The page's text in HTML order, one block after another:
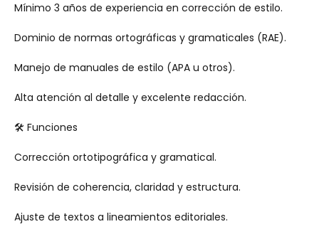
Mínimo 3 años de experiencia en corrección de estilo.
Dominio de normas ortográficas y gramaticales (RAE).
Manejo de manuales de estilo (APA u otros).
Alta atención al detalle y excelente redacción.
🛠️ Funciones
Corrección ortotipográfica y gramatical.
Revisión de coherencia, claridad y estructura.
Ajuste de textos a lineamientos editoriales.